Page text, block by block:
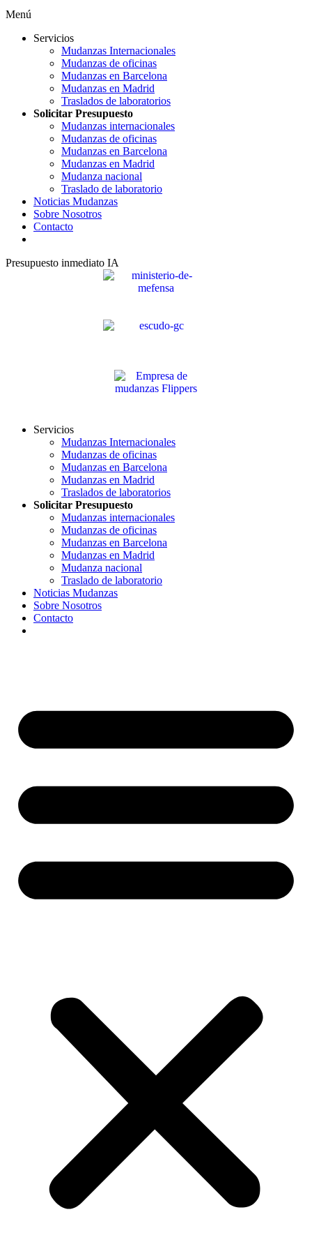
Menú
Servicios
Mudanzas Internacionales
Mudanzas de oficinas
Mudanzas en Barcelona
Mudanzas en Madrid
Traslados de laboratorios
Solicitar Presupuesto
Mudanzas internacionales
Mudanzas de oficinas
Mudanzas en Barcelona
Mudanzas en Madrid
Mudanza nacional
Traslado de laboratorio
Noticias Mudanzas
Sobre Nosotros
Contacto
Presupuesto inmediato IA
Servicios
Mudanzas Internacionales
Mudanzas de oficinas
Mudanzas en Barcelona
Mudanzas en Madrid
Traslados de laboratorios
Solicitar Presupuesto
Mudanzas internacionales
Mudanzas de oficinas
Mudanzas en Barcelona
Mudanzas en Madrid
Mudanza nacional
Traslado de laboratorio
Noticias Mudanzas
Sobre Nosotros
Contacto